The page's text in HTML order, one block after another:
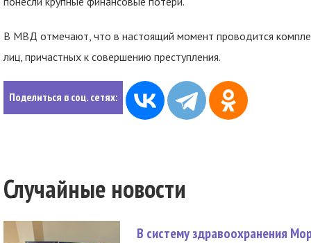
В МВД отмечают, что в настоящий момент проводится
лиц, причастных к совершению преступления.
Поделиться в соц. сетях:
Случайные новости
В систему здравоохранения